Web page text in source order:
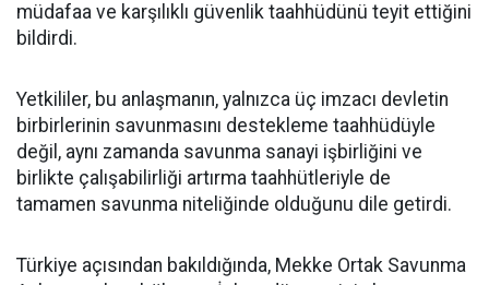
müdafaa ve karşılıklı güvenlik taahhüdünü teyit ettiğini
bildirdi.
Yetkililer, bu anlaşmanın, yalnızca üç imzacı devletin
birbirlerinin savunmasını destekleme taahhüdüyle
değil, aynı zamanda savunma sanayi işbirliğini ve
birlikte çalışabilirliği artırma taahhütleriyle de
tamamen savunma niteliğinde olduğunu dile getirdi.
Türkiye açısından bakıldığında, Mekke Ortak Savunma